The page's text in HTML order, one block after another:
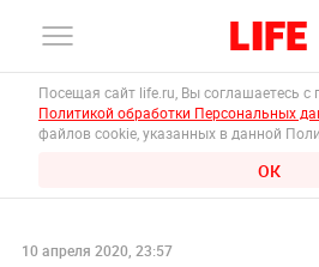
Посещая сайт life.ru, Вы соглашаетесь с
Политикой обработки Персональных
файлов cookie, указанных в данной
ОК
10 апреля 2020, 23:57